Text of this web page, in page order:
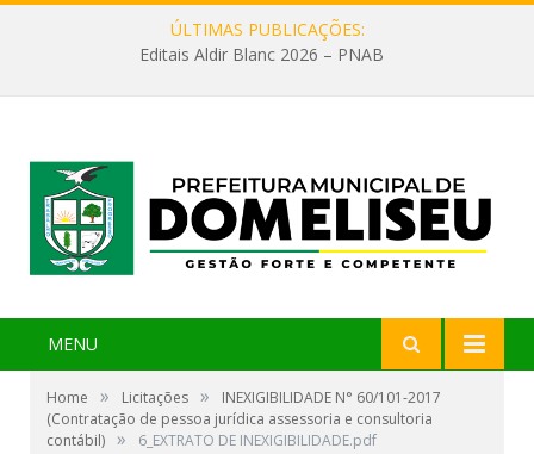
ÚLTIMAS PUBLICAÇÕES:
Editais Aldir Blanc 2026 – PNAB
MENU
Home » Licitações »
INEXIGIBILIDADE N° 60/101-2017
(Contratação de pessoa jurídica assessoria e consultoria
contábil) » 6_EXTRATO DE INEXIGIBILIDADE.pdf